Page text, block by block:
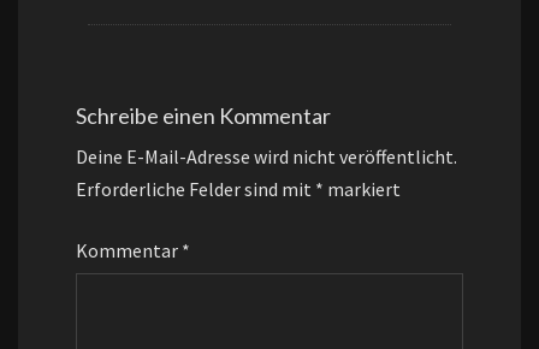
Schreibe einen Kommentar
Deine E-Mail-Adresse wird nicht veröffentlicht.
Erforderliche Felder sind mit * markiert
Kommentar *